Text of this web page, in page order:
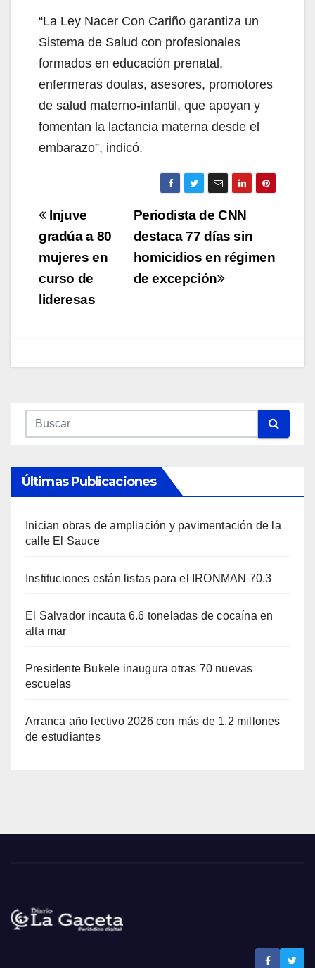
“La Ley Nacer Con Cariño garantiza un
Sistema de Salud con profesionales
formados en educación prenatal,
enfermeras doulas, asesores, promotores
de salud materno-infantil, que apoyan y
fomentan la lactancia materna desde el
embarazo”, indicó.
Navegación
de
entradas
Periodista de CNN
destaca 77 días sin
homicidios en régimen
de excepción
Injuve
gradúa a 80
mujeres en
curso de
lideresas
Últimas Publicaciones
Inician obras de ampliación y pavimentación de la
calle El Sauce
Instituciones están listas para el IRONMAN 70.3
El Salvador incauta 6.6 toneladas de cocaína en
alta mar
Presidente Bukele inaugura otras 70 nuevas
escuelas
Arranca año lectivo 2026 con más de 1.2 millones
de estudiantes